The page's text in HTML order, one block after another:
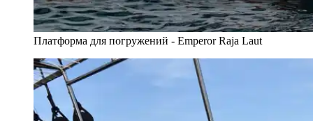
Платформа для погружений - Emperor Raja Laut